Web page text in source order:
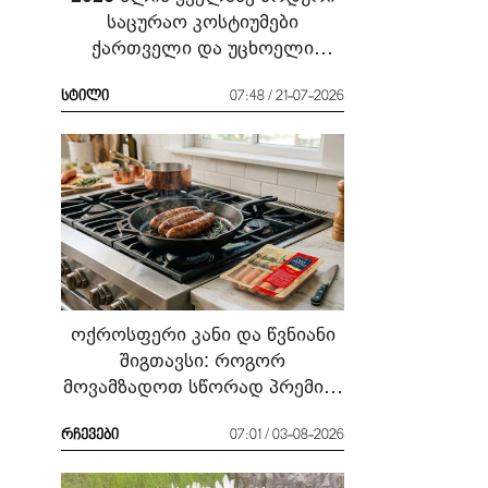
საცურაო კოსტიუმები
ქართველი და უცხოელი
რა ჩავიცვათ სანაპიროზე?
სტილი 07:48 / 21-07-2026
ოქროსფერი კანი და წვნიანი
შიგთავსი: როგორ
მოვამზადოთ სწორად პრემიუმ
„შეფმაისტერის“
რჩევები 07:01 / 03-08-2026